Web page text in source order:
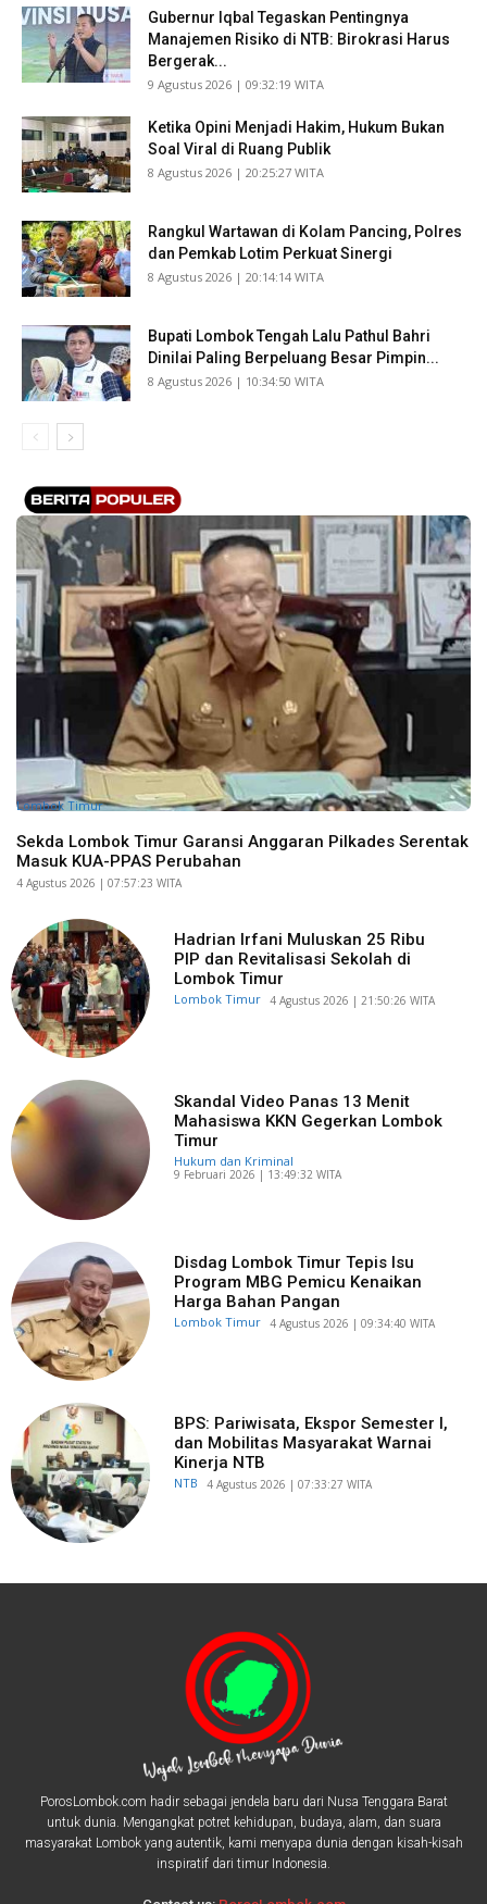
Gubernur Iqbal Tegaskan Pentingnya
Manajemen Risiko di NTB: Birokrasi Harus
Bergerak...
​9 Agustus 2026 | 09:32:19 WITA
Ketika Opini Menjadi Hakim, Hukum Bukan
Soal Viral di Ruang Publik
​8 Agustus 2026 | 20:25:27 WITA
Rangkul Wartawan di Kolam Pancing, Polres
dan Pemkab Lotim Perkuat Sinergi
​8 Agustus 2026 | 20:14:14 WITA
Bupati Lombok Tengah Lalu Pathul Bahri
Dinilai Paling Berpeluang Besar Pimpin...
​8 Agustus 2026 | 10:34:50 WITA
Lombok Timur
Sekda Lombok Timur Garansi Anggaran Pilkades Serentak
Masuk KUA-PPAS Perubahan
​4 Agustus 2026 | 07:57:23 WITA
Hadrian Irfani Muluskan 25 Ribu
PIP dan Revitalisasi Sekolah di
Lombok Timur
Lombok Timur ​4 Agustus 2026 | 21:50:26 WITA
Skandal Video Panas 13 Menit
Mahasiswa KKN Gegerkan Lombok
Timur
Hukum dan Kriminal
​9 Februari 2026 | 13:49:32 WITA
Disdag Lombok Timur Tepis Isu
Program MBG Pemicu Kenaikan
Harga Bahan Pangan
Lombok Timur ​4 Agustus 2026 | 09:34:40 WITA
BPS: Pariwisata, Ekspor Semester I,
dan Mobilitas Masyarakat Warnai
Kinerja NTB
NTB ​4 Agustus 2026 | 07:33:27 WITA
PorosLombok.com hadir sebagai jendela baru dari Nusa Tenggara Barat
untuk dunia. Mengangkat potret kehidupan, budaya, alam, dan suara
masyarakat Lombok yang autentik, kami menyapa dunia dengan kisah-kisah
inspiratif dari timur Indonesia.